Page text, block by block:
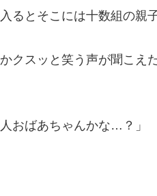
るとそこには十数組の親
クスッと笑う声が聞こえた
おばあちゃんかな…？」